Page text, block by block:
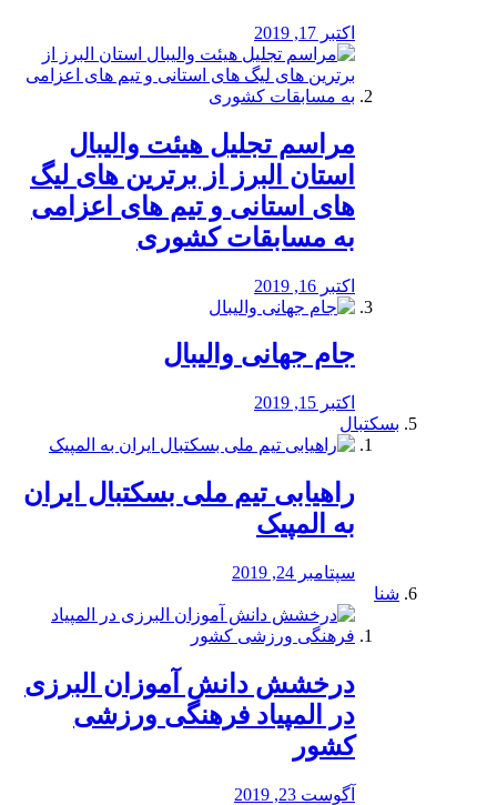
اکتبر 17, 2019
مراسم تجلیل هیئت والیبال
استان البرز از برترین های لیگ
های استانی و تیم های اعزامی
به مسابقات کشوری
اکتبر 16, 2019
جام جهانی والیبال
اکتبر 15, 2019
بسکتبال
راهیابی تیم ملی بسکتبال ایران
به المپیک
سپتامبر 24, 2019
شنا
درخشش دانش آموزان البرزی
در المپیاد فرهنگی ورزشی
کشور
آگوست 23, 2019